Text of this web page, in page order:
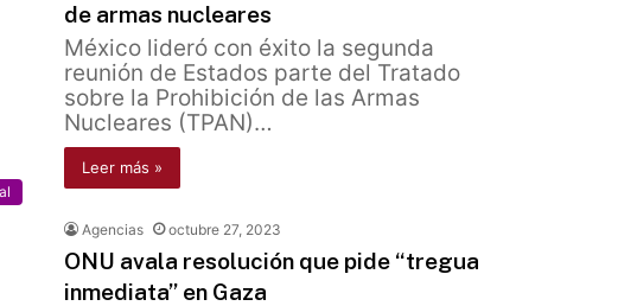
de armas nucleares
México lideró con éxito la segunda
reunión de Estados parte del Tratado
sobre la Prohibición de las Armas
Nucleares (TPAN)…
Leer más »
Agencias octubre 27, 2023
ONU avala resolución que pide “tregua
inmediata” en Gaza